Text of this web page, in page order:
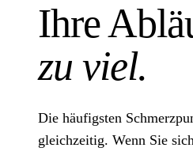
Ihre
zu viel.
Die häufigsten
gleichzeitig. Wenn Sie